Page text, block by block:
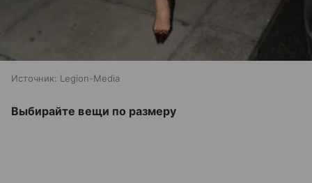
Источник: Legion-Media
Выбирайте вещи по размеру